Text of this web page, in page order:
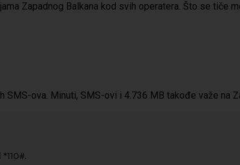
Zapadnog Balkana kod svih operatera. Što se tiče
ova. Minuti, SMS-ovi i 4.736 MB takođe važe na